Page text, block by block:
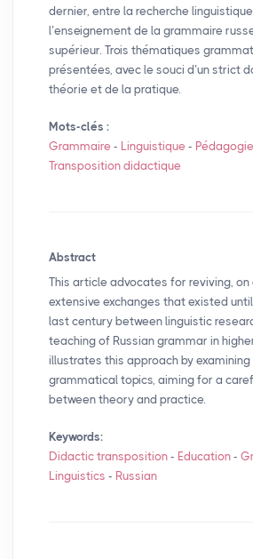
dernier, entre la recherche
l’enseignement de la grammaire
supérieur. Trois thématiques
présentées, avec le souci d’un strict
théorie et de la pratique.
Mots-clés :
Grammaire - Linguistique - Pédagogie
Transposition didactique
Abstract
This article advocates for reviving,
extensive exchanges that existed
last century between linguistic
teaching of Russian grammar in
illustrates this approach by examining
grammatical topics, aiming for a
between theory and practice.
Keywords:
Didactic transposition - Education -
Linguistics - Russian